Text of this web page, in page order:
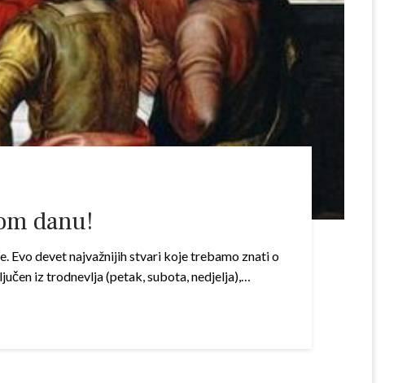
danu!
Evo devet najvažnijih stvari koje trebamo znati o
iz trodnevlja (petak, subota, nedjelja),…